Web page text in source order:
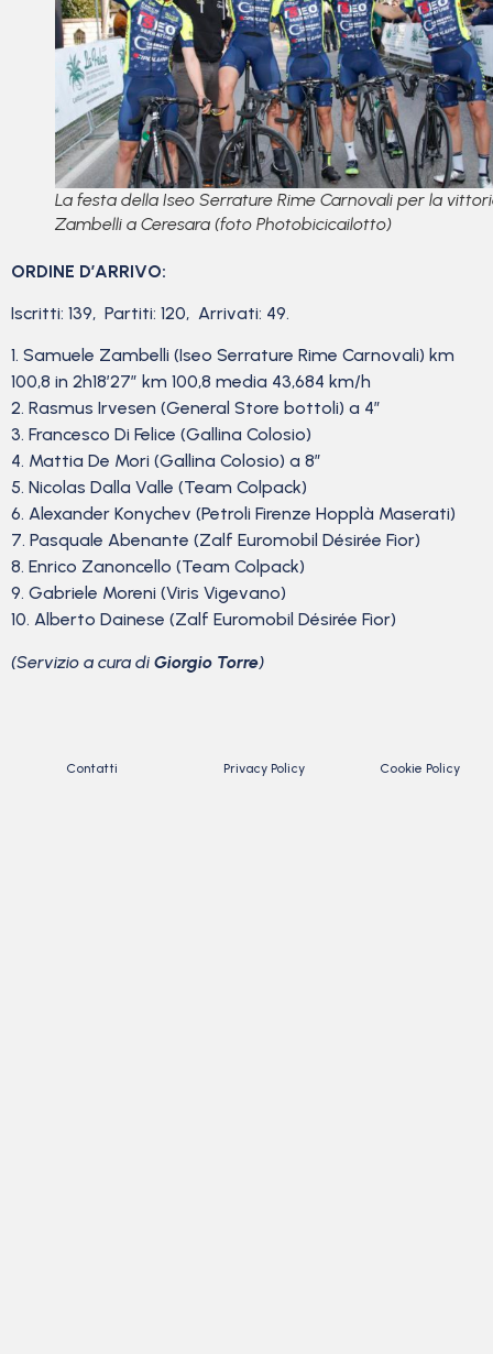
La festa della Iseo Serrature Rime Carnovali per la
Zambelli a Ceresara (foto Photobicicailotto)
ORDINE D’ARRIVO:
Iscritti: 139, Partiti: 120, Arrivati: 49.
1. Samuele Zambelli (Iseo Serrature Rime Carnovali) km
100,8 in 2h18’27” km 100,8 media 43,684 km/h
2. Rasmus Irvesen (General Store bottoli) a 4″
3. Francesco Di Felice (Gallina Colosio)
4. Mattia De Mori (Gallina Colosio) a 8″
5. Nicolas Dalla Valle (Team Colpack)
6. Alexander Konychev (Petroli Firenze Hopplà Maserati)
7. Pasquale Abenante (Zalf Euromobil Désirée Fior)
8. Enrico Zanoncello (Team Colpack)
9. Gabriele Moreni (Viris Vigevano)
10. Alberto Dainese (Zalf Euromobil Désirée Fior)
(Servizio a cura di Giorgio Torre)
Contatti Privacy Policy Cookie Policy